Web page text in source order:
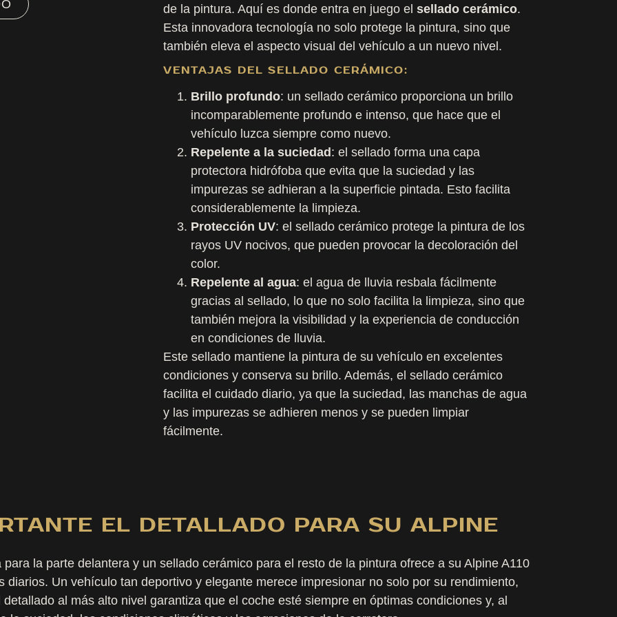
de la pintura. Aquí es donde entra en juego elsellado cerámico.
Esta innovadora tecnología no solo protege la pintura, sino que
también eleva el aspecto visual del vehículo a un nuevo nivel.
VENTAJAS DEL SELLADO CERÁMICO:
Brillo profundo: un sellado cerámico proporciona un brillo
incomparablemente profundo e intenso, que hace que el
vehículo luzca siempre como nuevo.
Repelente a la suciedad : el sellado forma una capa
protectora hidrófoba que evita que la suciedad y las
impurezas se adhieran a la superficie pintada. Esto facilita
considerablemente la limpieza.
Protección UV: el sellado cerámico protege la pintura de los
rayos UV nocivos, que pueden provocar la decoloración del
color.
Repelente al agua: el agua de lluvia resbala fácilmente
gracias al sellado, lo que no solo facilita la limpieza, sino que
también mejora la visibilidad y la experiencia de conducción
en condiciones de lluvia.
Este sellado mantiene la pintura de su vehículo en excelentes
condiciones y conserva su brillo. Además, el sellado cerámico
facilita el cuidado diario, ya que la suciedad, las manchas de agua
y las impurezas se adhieren menos y se pueden limpiar
fácilmente.
EL DETALLADO PARA SU ALPINE
la parte delantera y un sellado cerámico para el resto de la pintura ofrece a su Alpine A110
diarios. Un vehículo tan deportivo y elegante merece impresionar no solo por su rendimiento,
al más alto nivel garantiza que el coche esté siempre en óptimas condiciones y, al